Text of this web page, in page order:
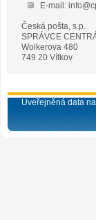
E-mail:
Česká pošta, s.p.
SPRÁVCE
Wolkerova 480
749 20 Vítkov
Uveřejněná data